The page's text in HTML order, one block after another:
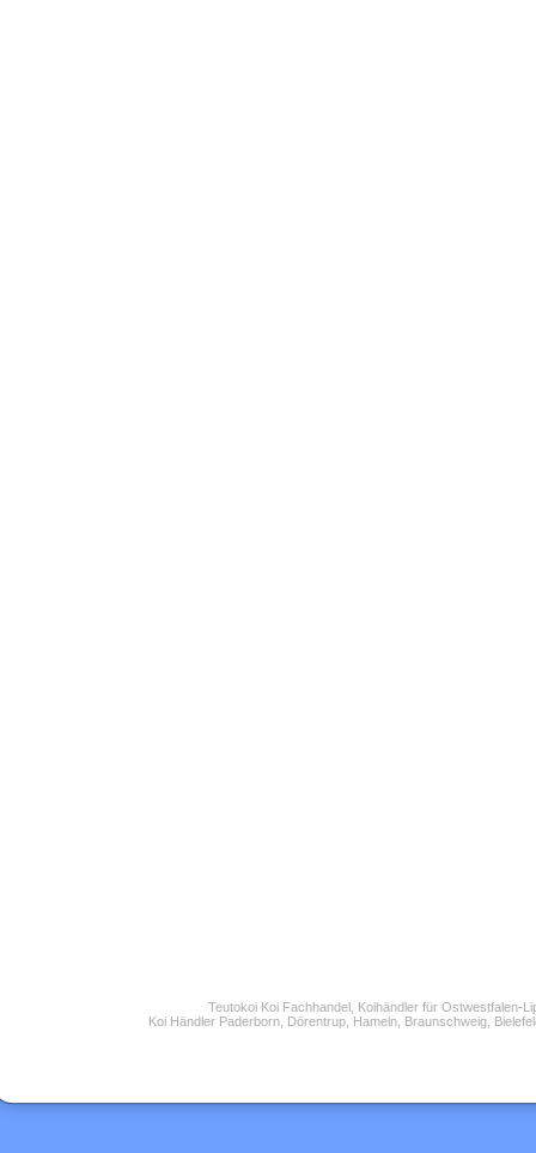
Teutokoi Koi Fachhandel, Koihändler für Ostwestfalen-
Koi Händler Paderborn, Dörentrup, Hameln, Braunschweig,